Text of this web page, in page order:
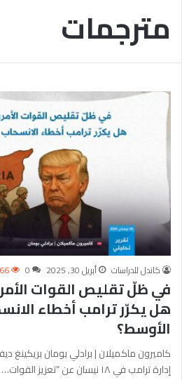
مترجمات
كاندل للدراسات أبريل 30, 2025 0
في ظلّ تقليص القوات
هل يكرّر ترامب أخطاء
الأوسط؟
إدارة ترامب في ١٨ نيسان عن “تعزيز القوات…